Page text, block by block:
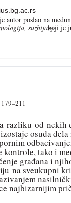
autor poslao na
suzbijanje
koji je
razliku od nekih
osuda
kontrole, tako i
građana i
na sveukupni
najbizarnijim